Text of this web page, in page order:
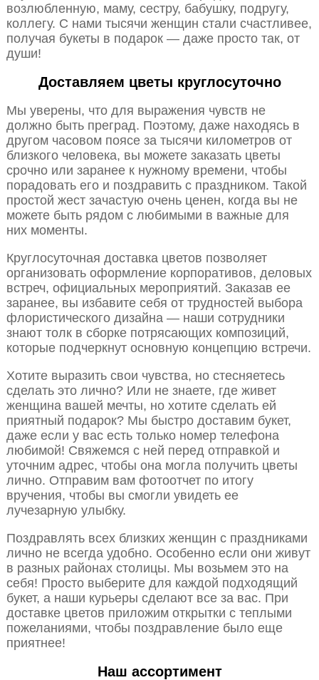
возлюбленную, маму, сестру, бабушку, подругу,
коллегу. С нами тысячи женщин стали счастливее,
получая букеты в подарок — даже просто так, от
души!
Доставляем цветы круглосуточно
Мы уверены, что для выражения чувств не
должно быть преград. Поэтому, даже находясь в
другом часовом поясе за тысячи километров от
близкого человека, вы можете заказать цветы
срочно или заранее к нужному времени, чтобы
порадовать его и поздравить с праздником. Такой
простой жест зачастую очень ценен, когда вы не
можете быть рядом с любимыми в важные для
них моменты.
Круглосуточная доставка цветов позволяет
организовать оформление корпоративов, деловых
встреч, официальных мероприятий. Заказав ее
заранее, вы избавите себя от трудностей выбора
флористического дизайна — наши сотрудники
знают толк в сборке потрясающих композиций,
которые подчеркнут основную концепцию встречи.
Хотите выразить свои чувства, но стесняетесь
сделать это лично? Или не знаете, где живет
женщина вашей мечты, но хотите сделать ей
приятный подарок? Мы быстро доставим букет,
даже если у вас есть только номер телефона
любимой! Свяжемся с ней перед отправкой и
уточним адрес, чтобы она могла получить цветы
лично. Отправим вам фотоотчет по итогу
вручения, чтобы вы смогли увидеть ее
лучезарную улыбку.
Поздравлять всех близких женщин с праздниками
лично не всегда удобно. Особенно если они живут
в разных районах столицы. Мы возьмем это на
себя! Просто выберите для каждой подходящий
букет, а наши курьеры сделают все за вас. При
доставке цветов приложим открытки с теплыми
пожеланиями, чтобы поздравление было еще
приятнее!
Наш ассортимент